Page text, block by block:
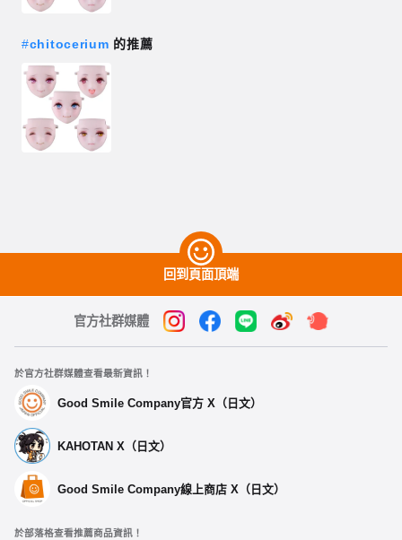
#chitocerium 的推薦
回到頁面頂端
官方社群媒體
於官方社群媒體查看最新資訊！
Good Smile Company官方 X（日文）
KAHOTAN X（日文）
Good Smile Company線上商店 X（日文）
於部落格查看推薦商品資訊！